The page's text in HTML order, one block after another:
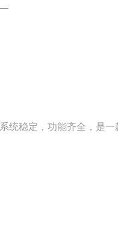
统稳定，功能齐全，是一